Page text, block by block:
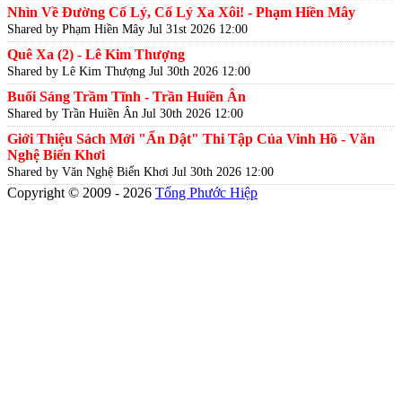
Nhìn Về Đường Cố Lý, Cố Lý Xa Xôi! - Phạm Hiền Mây
Shared by Phạm Hiền Mây Jul 31st 2026 12:00
Quê Xa (2) - Lê Kim Thượng
Shared by Lê Kim Thượng Jul 30th 2026 12:00
Buổi Sáng Trầm Tĩnh - Trần Huiền Ân
Shared by Trần Huiền Ân Jul 30th 2026 12:00
Giới Thiệu Sách Mới "Ẩn Dật" Thi Tập Của Vinh Hồ - Văn
Nghệ Biển Khơi
Shared by Văn Nghệ Biển Khơi Jul 30th 2026 12:00
Copyright © 2009 - 2026 Tống Phước Hiệp